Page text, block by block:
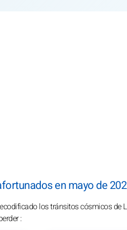
en mayo de
los tránsitos cósmicos de
: